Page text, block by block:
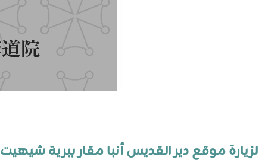
لزيارة موقع دير القديس أنبا مقار ببرية شيهيت